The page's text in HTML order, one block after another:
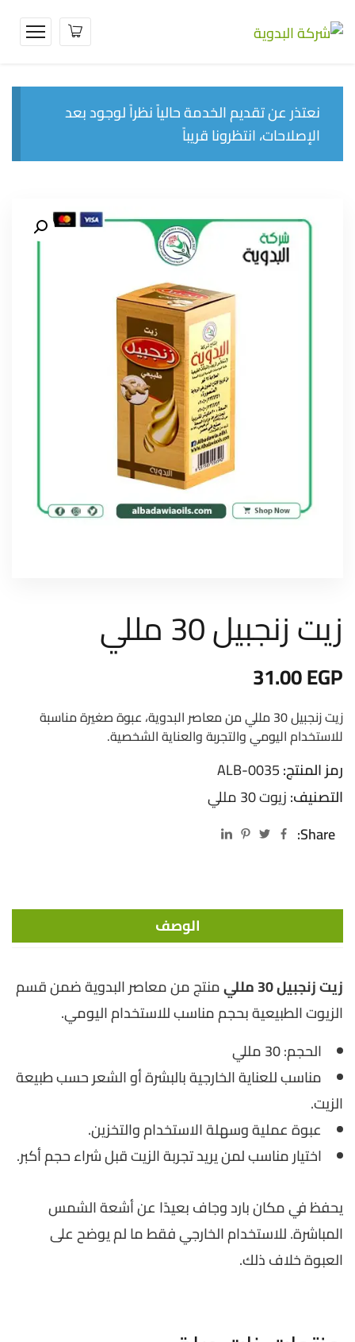
نعتذر عن تقديم الخدمة حالياً نظراً لوجود بعد
الإصلاحات، انتظرونا قريباً
زيت زنجبيل 30 مللي
31.00EGP
زيت زنجبيل 30 مللي من معاصر البدوية، عبوة صغيرة مناسبة
للاستخدام اليومي والتجربة والعناية الشخصية.
رمز المنتج:ALB-0035
التصنيف:زيوت 30 مللي
Share:
الوصف
زيت زنجبيل 30 مللي
منتج من معاصر البدوية ضمن قسم
الزيوت الطبيعية بحجم مناسب للاستخدام اليومي.
الحجم: 30 مللي
مناسب للعناية الخارجية بالبشرة أو الشعر حسب طبيعة
الزيت.
عبوة عملية وسهلة الاستخدام والتخزين.
اختيار مناسب لمن يريد تجربة الزيت قبل شراء حجم أكبر.
يحفظ في مكان بارد وجاف بعيدًا عن أشعة الشمس
المباشرة. للاستخدام الخارجي فقط ما لم يوضح على
العبوة خلاف ذلك.